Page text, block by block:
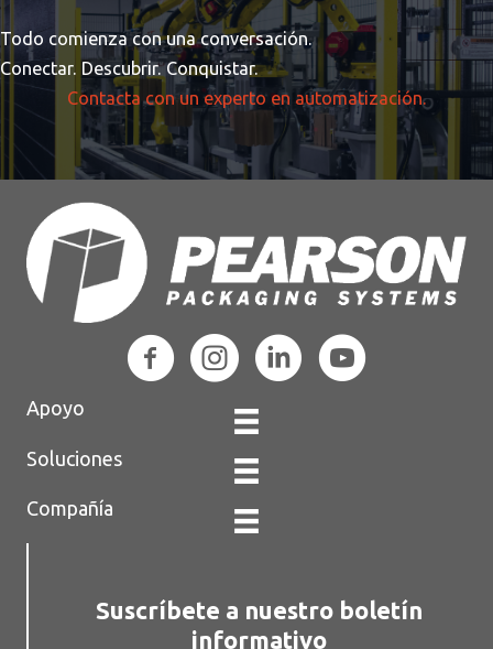
Todo comienza con una conversación.
Conectar. Descubrir. Conquistar.
Contacta con un experto en automatización.
Apoyo
Soluciones
Compañía
Suscríbete a nuestro boletín
informativo